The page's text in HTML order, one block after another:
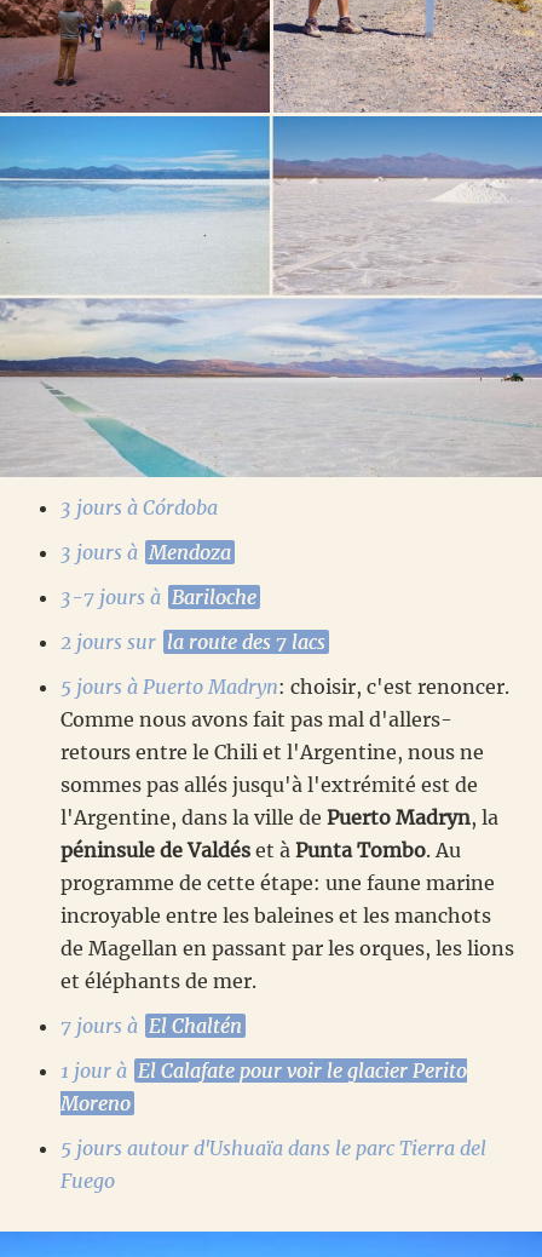
3 jours à Córdoba
3 jours à Mendoza
3-7 jours à Bariloche
2 jours sur la route des 7 lacs
5 jours à Puerto Madryn: choisir, c'est renoncer.
Comme nous avons fait pas mal d'allers-
retours entre le Chili et l'Argentine, nous ne
sommes pas allés jusqu'à l'extrémité est de
l'Argentine, dans la ville de Puerto Madryn, la
péninsule de Valdés et à Punta Tombo. Au
programme de cette étape: une faune marine
incroyable entre les baleines et les manchots
de Magellan en passant par les orques, les lions
et éléphants de mer.
7 jours à El Chaltén
1 jour à El Calafate pour voir le glacier Perito
Moreno
5 jours autour d'Ushuaïa dans le parc Tierra del
Fuego